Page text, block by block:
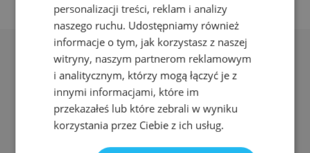
Adres:
ul. Nyska 61a, Wrocław 50-505
personalizacji treści, reklam i analizy
naszego ruchu. Udostępniamy również
informacje o tym, jak korzystasz z naszej
witryny, naszym partnerom reklamowym
i analitycznym, którzy mogą łączyć je z
innymi informacjami, które im
przekazałeś lub które zebrali w wyniku
korzystania przez Ciebie z ich usług.